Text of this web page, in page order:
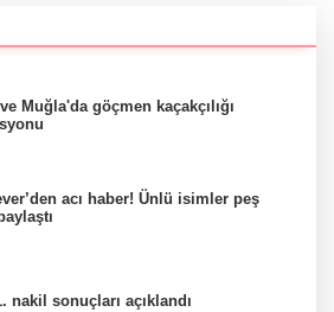
Muğla'da göçmen kaçakçılığı
acı haber! Ünlü isimler peş
nakil sonuçları açıklandı